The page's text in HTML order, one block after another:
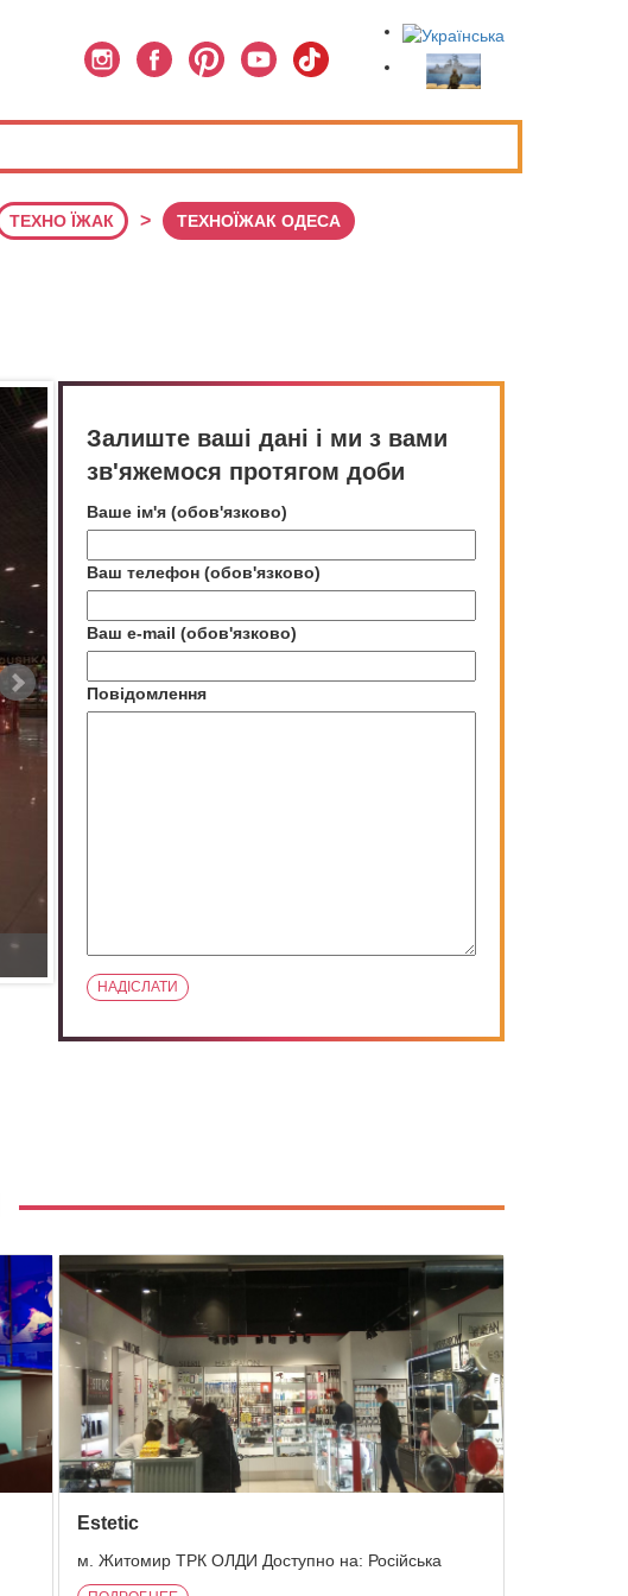
ТЕХНО ЇЖАК > ТЕХНОЇЖАК ОДЕСА
Залиште ваші дані і ми з вами
зв'яжемося протягом доби
Ваше ім'я (обов'язково)
Ваш телефон (обов'язково)
Ваш e-mail (обов'язково)
Повідомлення
Estetic
м. Житомир ТРК ОЛДИ Доступно на: Російська